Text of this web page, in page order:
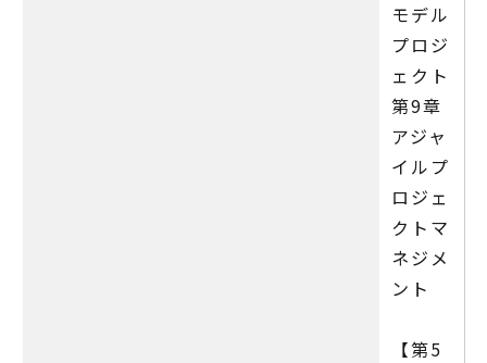
モデル
プロジ
ェクト
第9章
アジャ
イルプ
ロジェ
クトマ
ネジメ
ント
【第5